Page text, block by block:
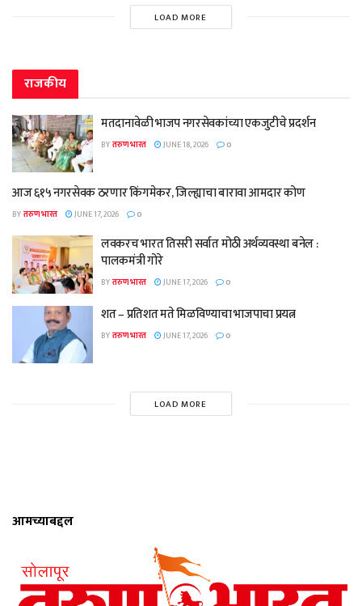
LOAD MORE
राजकीय
मतदानावेळी भाजप नगरसेवकांच्या एकजुटीचे प्रदर्शन
BYतरुण भारत JUNE 18, 2026 0
आज ६१५ नगरसेवक ठरणार किंगमेकर, जिल्ह्याचा बारावा आमदार कोण
BYतरुण भारत JUNE 17, 2026 0
लवकरच भारत तिसरी सर्वात मोठी अर्थव्यवस्था बनेल :
पालकमंत्री गोरे
BYतरुण भारत JUNE 17, 2026 0
शत – प्रतिशत मते मिळविण्याचा भाजपाचा प्रयत्न
BYतरुण भारत JUNE 17, 2026 0
LOAD MORE
आमच्याबद्दल